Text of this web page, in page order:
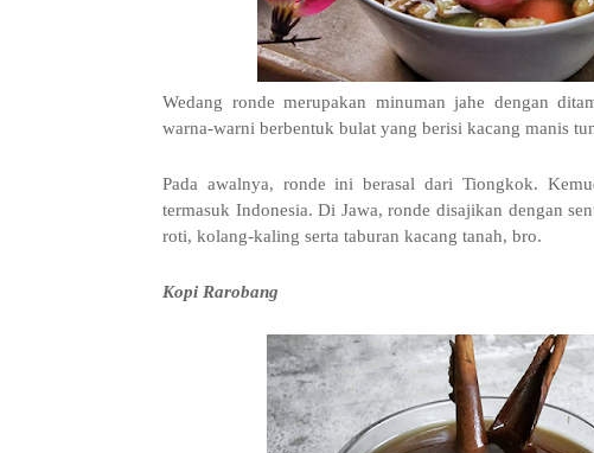
Wedang ronde merupakan minuman jahe dengan
warna-warni berbentuk bulat yang berisi kacang manis
Pada awalnya, ronde ini berasal dari Tiongkok.
termasuk Indonesia. Di Jawa, ronde disajikan dengan
roti, kolang-kaling serta taburan kacang tanah, bro.
Kopi Rarobang